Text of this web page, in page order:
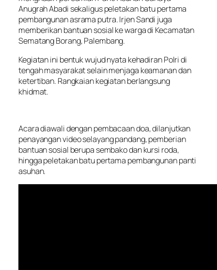
Anugrah Abadi sekaligus peletakan batu pertama
pembangunan asrama putra. Irjen Sandi juga
memberikan bantuan sosial ke warga di Kecamatan
Sematang Borang, Palembang.
Kegiatan ini bentuk wujud nyata kehadiran Polri di
tengah masyarakat selain menjaga keamanan dan
ketertiban. Rangkaian kegiatan berlangsung
khidmat.
Acara diawali dengan pembacaan doa, dilanjutkan
penayangan video selayang pandang, pemberian
bantuan sosial berupa sembako dan kursi roda,
hingga peletakan batu pertama pembangunan panti
asuhan.